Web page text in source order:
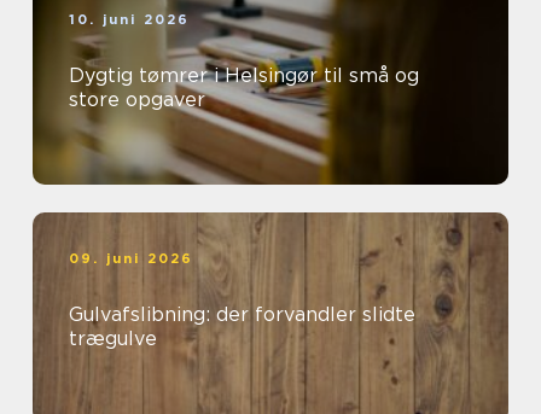
10. juni 2026
Dygtig tømrer i Helsingør til små og
store opgaver
09. juni 2026
Gulvafslibning: der forvandler slidte
trægulve